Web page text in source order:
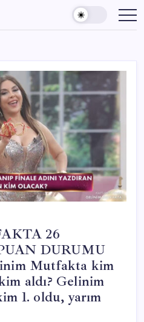
26
DURUMU
Mutfakta kim
aldı? Gelinim
1. oldu, yarım